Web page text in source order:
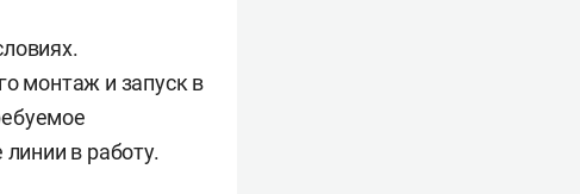
монтаж и запуск в
в работу.